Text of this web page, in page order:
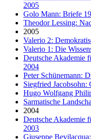
2005
Golo Mann: Briefe
Theodor Lessing:
2005
Valerio 2:
Valerio 1: Die
Deutsche Akademie
2004
Peter Schünemann:
Siegfried Jacobsohn:
Hugo Wolfgang
Sarmatische
2004
Deutsche Akademie
2003
Giuseppe